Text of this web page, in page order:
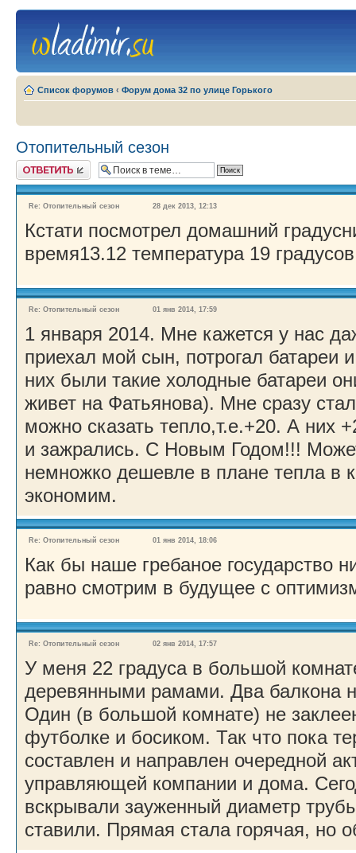
Список форумов ‹ Форум дома 32 по улице Горького
Отопительный сезон
Ответить
Re: Отопительный сезон 28 дек 2013, 12:13
Кстати посмотрел домашний
время13.12 температура 19
Re: Отопительный сезон 01 янв 2014, 17:59
1 января 2014. Мне кажется у нас
приехал мой сын, потрогал батареи
них были такие холодные батареи
живет на Фатьянова). Мне сразу
можно сказать тепло,т.е.+20. А них
и зажрались. С Новым Годом!!!
немножко дешевле в плане тепла в
экономим.
Re: Отопительный сезон 01 янв 2014, 18:06
Как бы наше гребаное государство
равно смотрим в будущее с
Re: Отопительный сезон 02 янв 2014, 17:57
У меня 22 градуса в большой
деревянными рамами. Два балкона
Один (в большой комнате) не
футболке и босиком. Так что пока
составлен и направлен очередной
управляющей компании и дома.
вскрывали зауженный диаметр
ставили. Прямая стала горячая, но